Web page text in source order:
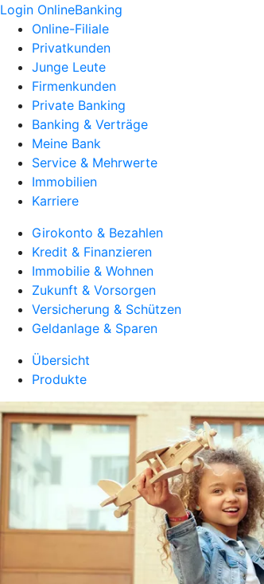
Login OnlineBanking
Online-Filiale
Privatkunden
Junge Leute
Firmenkunden
Private Banking
Banking & Verträge
Meine Bank
Service & Mehrwerte
Immobilien
Karriere
Girokonto & Bezahlen
Kredit & Finanzieren
Immobilie & Wohnen
Zukunft & Vorsorgen
Versicherung & Schützen
Geldanlage & Sparen
Übersicht
Produkte